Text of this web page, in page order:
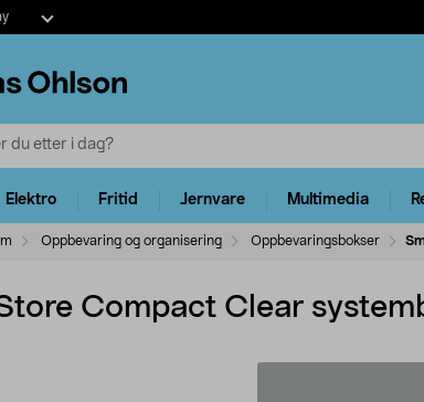
Elektro Fritid Jernvare Multimedia
Oppbevaring og organisering Oppbevaringsbokser
Compact Clear